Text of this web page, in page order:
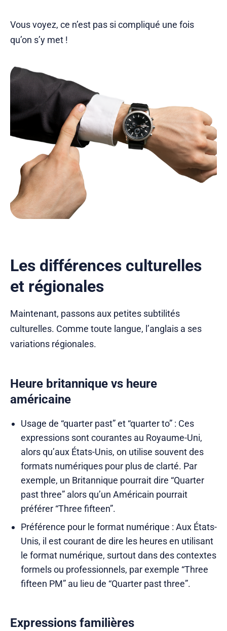
Vous voyez, ce n’est pas si compliqué une fois
qu’on s’y met !
Les différences culturelles
et régionales
Maintenant, passons aux petites subtilités
culturelles. Comme toute langue, l’anglais a ses
variations régionales.
Heure britannique vs heure
américaine
Usage de “quarter past” et “quarter to” : Ces
expressions sont courantes au Royaume-Uni,
alors qu’aux États-Unis, on utilise souvent des
formats numériques pour plus de clarté. Par
exemple, un Britannique pourrait dire “Quarter
past three” alors qu’un Américain pourrait
préférer “Three fifteen”.
Préférence pour le format numérique : Aux États-
Unis, il est courant de dire les heures en utilisant
le format numérique, surtout dans des contextes
formels ou professionnels, par exemple “Three
fifteen PM” au lieu de “Quarter past three”.
Expressions familières